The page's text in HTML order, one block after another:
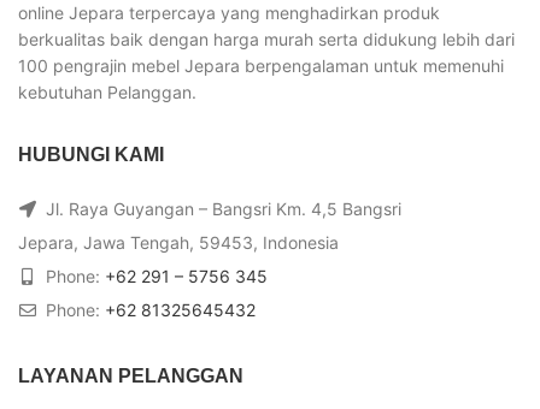
online Jepara terpercaya yang menghadirkan produk
berkualitas baik dengan harga murah serta didukung lebih dari
100 pengrajin mebel Jepara berpengalaman untuk memenuhi
kebutuhan Pelanggan.
HUBUNGI KAMI
Jl. Raya Guyangan – Bangsri Km. 4,5 Bangsri
Jepara, Jawa Tengah, 59453, Indonesia
Phone: +62 291 – 5756 345
Phone: +62 81325645432
LAYANAN PELANGGAN